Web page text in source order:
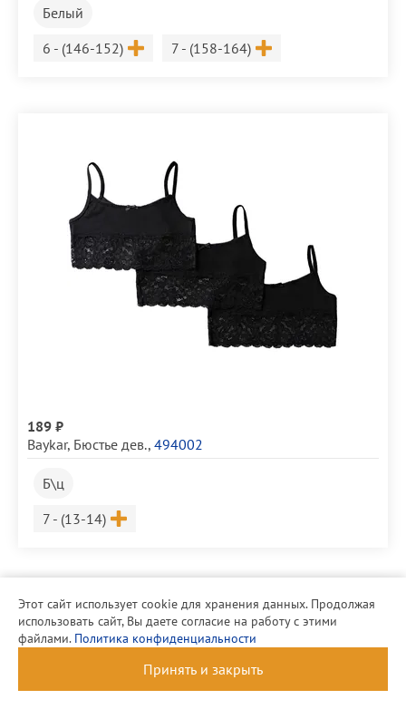
Белый
Размер
6 - (146-152) Размер
7 - (158-164)
189 ₽
Baykar, Бюстье дев., 494002
Б\ц
Размер
7 - (13-14)
Этот сайт использует cookie для хранения данных. Продолжая
использовать сайт, Вы даете согласие на работу с этими
файлами. Политика конфиденциальности
Принять и закрыть